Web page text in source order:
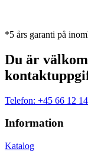
*5 års garanti på
Du är
Telefon: +45 66 12
Information
Katalog